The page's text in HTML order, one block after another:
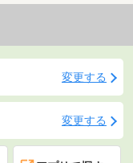
変更する
変更する